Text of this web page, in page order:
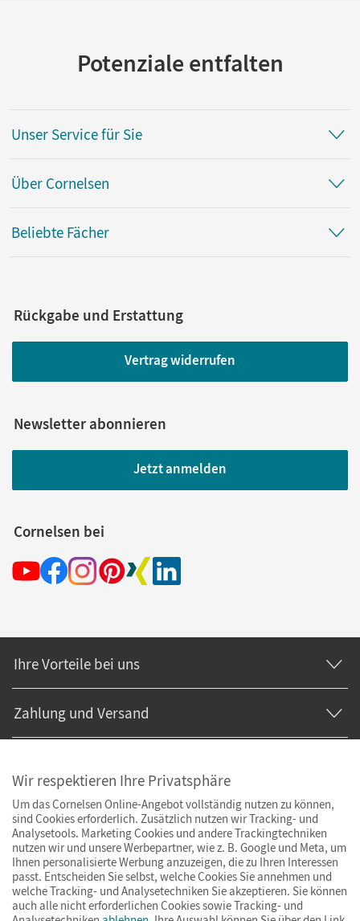
Potenziale entfalten
Unser Service für Sie
Über Cornelsen
Beliebte Fächer
Rückgabe und Erstattung
Vertrag widerrufen
Newsletter abonnieren
Jetzt anmelden
Cornelsen bei
Ihre Vorteile bei uns
Zahlung und Versand
Wir respektieren Ihre Privatsphäre
Um das Cornelsen Online-Angebot vollständig nutzen zu können,
sind Cookies erforderlich. Zusätzlich nutzen wir Tracking- und
Analysetools. Marketing Cookies und andere Trackingtechniken
nutzen wir und unsere Werbepartner, wie z. B. Google und Meta, um
Ihnen personalisierte Werbung anzuzeigen, die zu Ihren Interessen
passt. Entscheiden Sie selbst, welche Cookies Sie annehmen und
welche Tracking- und Analysetechniken Sie akzeptieren. Sie können
auch alle nicht erforderlichen Cookies sowie Tracking- und